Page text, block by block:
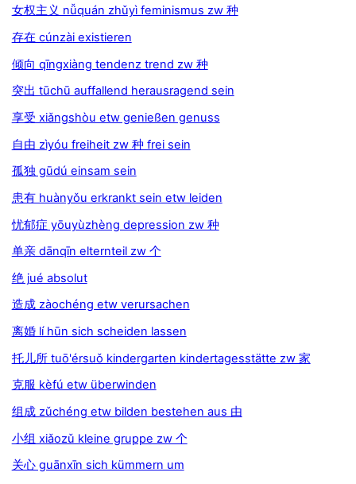
女权主义 nǚquán zhǔyì feminismus zw 种
存在 cúnzài existieren
倾向 qīngxiàng tendenz trend zw 种
突出 tūchū auffallend herausragend sein
享受 xiǎngshòu etw genießen genuss
自由 zìyóu freiheit zw 种 frei sein
孤独 gūdú einsam sein
患有 huànyǒu erkrankt sein etw leiden
忧郁症 yōuyùzhèng depression zw 种
单亲 dānqīn elternteil zw 个
绝 jué absolut
造成 zàochéng etw verursachen
离婚 lí hūn sich scheiden lassen
托儿所 tuō'érsuǒ kindergarten kindertagesstätte zw 家
克服 kèfú etw überwinden
组成 zǔchéng etw bilden bestehen aus 由
小组 xiǎozǔ kleine gruppe zw 个
关心 guānxīn sich kümmern um